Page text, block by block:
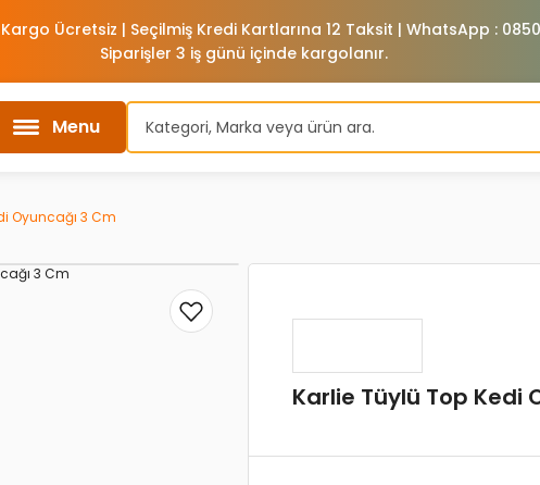
Kargo Ücretsiz | Seçilmiş Kredi Kartlarına 12 Taksit | WhatsApp :
Siparişler 3 iş günü içinde kargolanır.
Menu
Oyuncağı 3 Cm
Karlie Tüylü Top Kedi